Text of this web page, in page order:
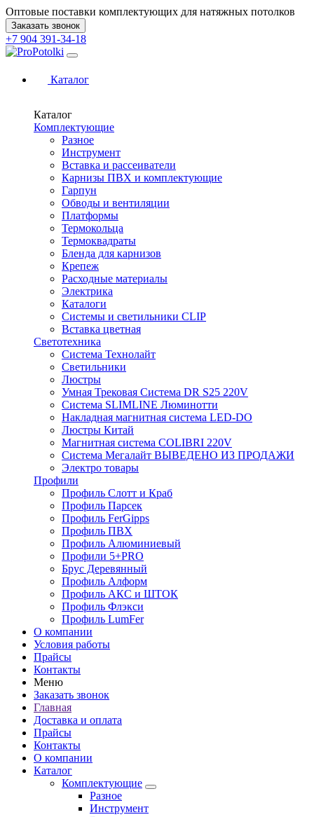
Оптовые поставки комплектующих для натяжных потолков
Заказать звонок
+7 904 391-34-18
Каталог
Каталог
Комплектующие
Разное
Инструмент
Вставка и рассеиватели
Карнизы ПВХ и комплектующие
Гарпун
Обводы и вентиляции
Платформы
Термокольца
Термоквадраты
Бленда для карнизов
Крепеж
Расходные материалы
Электрика
Каталоги
Системы и светильники CLIP
Вставка цветная
Светотехника
Система Технолайт
Светильники
Люстры
Умная Трековая Система DR S25 220V
Система SLIMLINE Люминотти
Накладная магнитная система LED-DO
Люстры Китай
Магнитная система COLIBRI 220V
Система Мегалайт ВЫВЕДЕНО ИЗ ПРОДАЖИ
Электро товары
Профили
Профиль Слотт и Краб
Профиль Парсек
Профиль FerGipps
Профиль ПВХ
Профиль Алюминиевый
Профили 5+PRO
Брус Деревянный
Профиль Алформ
Профиль АКС и ШТОК
Профиль Флэкси
Профиль LumFer
О компании
Условия работы
Прайсы
Контакты
Меню
Заказать звонок
Главная
Доставка и оплата
Прайсы
Контакты
О компании
Каталог
Комплектующие
Разное
Инструмент